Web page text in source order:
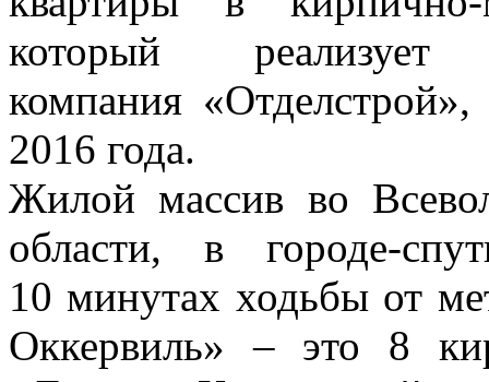
который реализует
компания
2016 года.
Жилой массив во
области, в городе-
10 минутах ходьбы от
Оккервиль» – это 8